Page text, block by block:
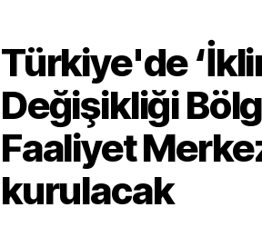
Türkiye'de
Değişikliği
Faaliyet
kurulacak